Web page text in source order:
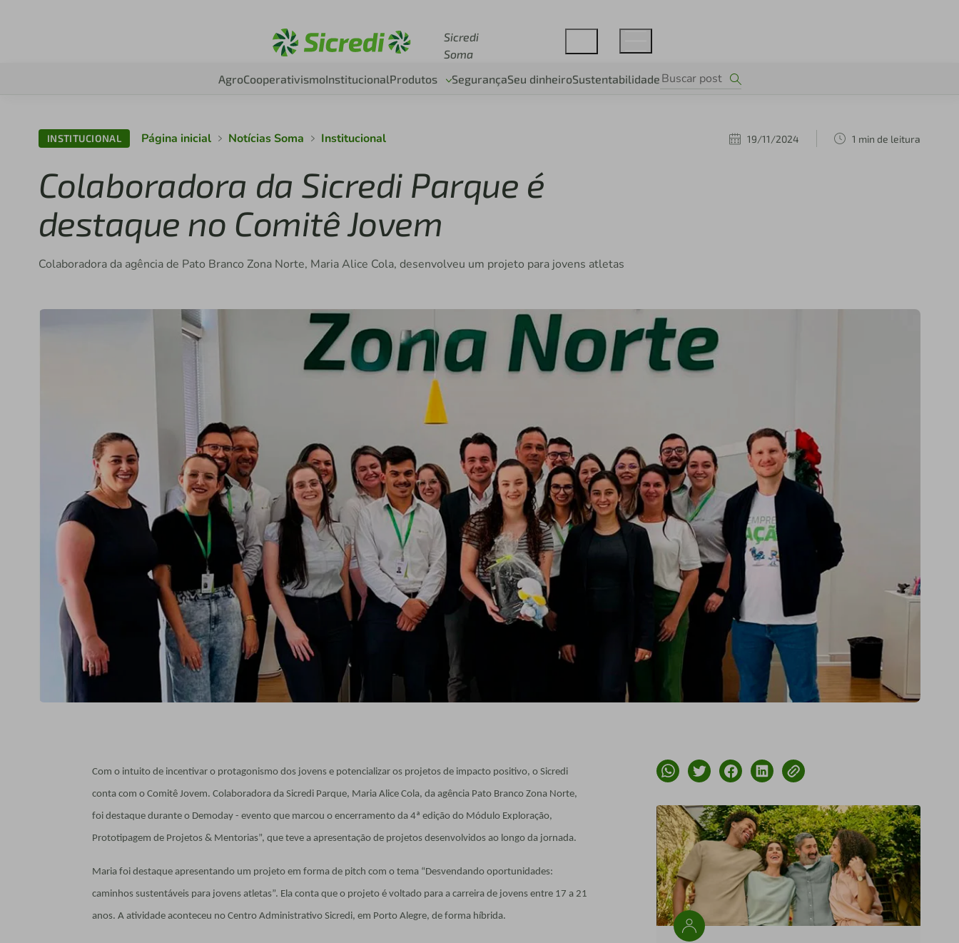
Sicredi
Soma
AgroCooperativismoInstitucionalProdutos SegurançaSeu dinheiroSustentabilidade
INSTITUCIONAL Página inicial Notícias Soma Institucional 19/11/2024 1 min de leitura
Colaboradora da Sicredi Parque é
destaque no Comitê Jovem
Colaboradora da agência de Pato Branco Zona Norte, Maria Alice Cola, desenvolveu um projeto para jovens atletas
Com o intuito de incentivar o protagonismo dos jovens e potencializar os projetos de impacto positivo, o Sicredi
conta com o Comitê Jovem. Colaboradora da Sicredi Parque, Maria Alice Cola, da agência Pato Branco Zona Norte,
foi destaque durante o Demoday - evento que marcou o encerramento da 4ª edição do Módulo Exploração,
Prototipagem de Projetos & Mentorias”, que teve a apresentação de projetos desenvolvidos ao longo da jornada.
Maria foi destaque apresentando um projeto em forma de pitch com o tema “Desvendando oportunidades:
caminhos sustentáveis para jovens atletas”. Ela conta que o projeto é voltado para a carreira de jovens entre 17 a 21
anos. A atividade aconteceu no Centro Administrativo Sicredi, em Porto Alegre, de forma híbrida.